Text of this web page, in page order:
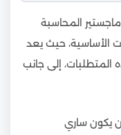
المحاسبة
الأساسية، حيث يعد
إلى جانب
يكون ساري